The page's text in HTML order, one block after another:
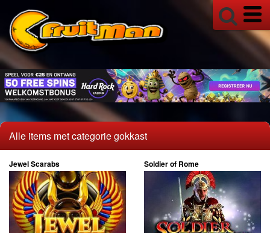
Alle items met categorie gokkast
Jewel Scarabs Soldier of Rome